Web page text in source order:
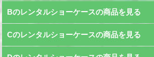
Bのレンタルショーケースの商品を見る
Cのレンタルショーケースの商品を見る